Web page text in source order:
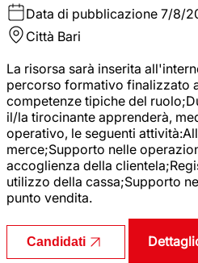
Data di pubblicazione 7/8/
Città Bari
La risorsa sarà inserita
percorso formativo finalizzato
competenze tipiche del
il/la tirocinante apprenderà,
operativo, le seguenti
merce;Supporto nelle
accoglienza della
utilizzo della cassa;Supporto
punto vendita.
Candidati